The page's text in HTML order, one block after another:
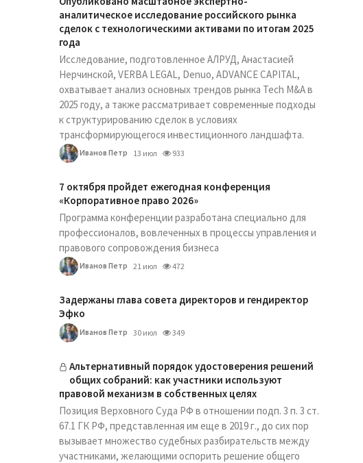
аналитическое исследование российского рынка
сделок с технологическими активами по итогам 2025
года
Исследование, подготовленное АЛРУД, Анастасией
Нерчинской, VERBA LEGAL, Denuo, ADVANCE CAPITAL,
охватывает анализ основных трендов рынка Tech M&A в
2025 году, а также рассматривает современные подходы
к структурированию сделок в условиях
трансформирующегося инвестиционного ландшафта.
Иванов Петр 13 июл 933
7 октября пройдет ежегодная конференция
«Корпоративное право 2026»
Программа конференции разработана специально для
профессионалов, вовлеченных в процессы управления и
правового сопровождения бизнеса
Иванов Петр 21 июл 472
Задержаны глава совета директоров и гендиректор
Эфко
Иванов Петр 30 июл 349
Альтернативный порядок удостоверения решений
общих собраний: как участники используют
правовой механизм в собственных целях
Позиция Верховного Суда РФ в отношении подп. 3 п. 3 ст.
67.1 ГК РФ, представленная им еще в 2019 г., до сих пор
вызывает множество судебных разбирательств между
участниками, желающими оспорить решение общего